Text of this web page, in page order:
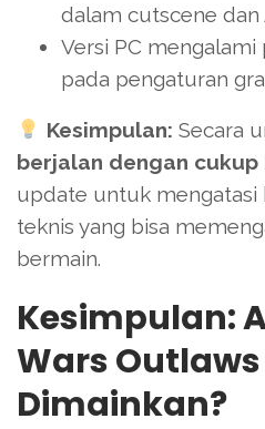
dalam cutscene dan
Versi PC
pada pengaturan
Kesimpulan: Secara
berjalan dengan cukup
update untuk mengatasi
teknis yang bisa
bermain.
Kesimpulan:
Wars
Dimainkan?